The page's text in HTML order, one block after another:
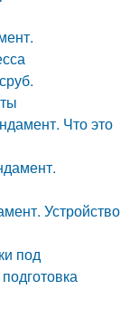
Что это
Устройство
под